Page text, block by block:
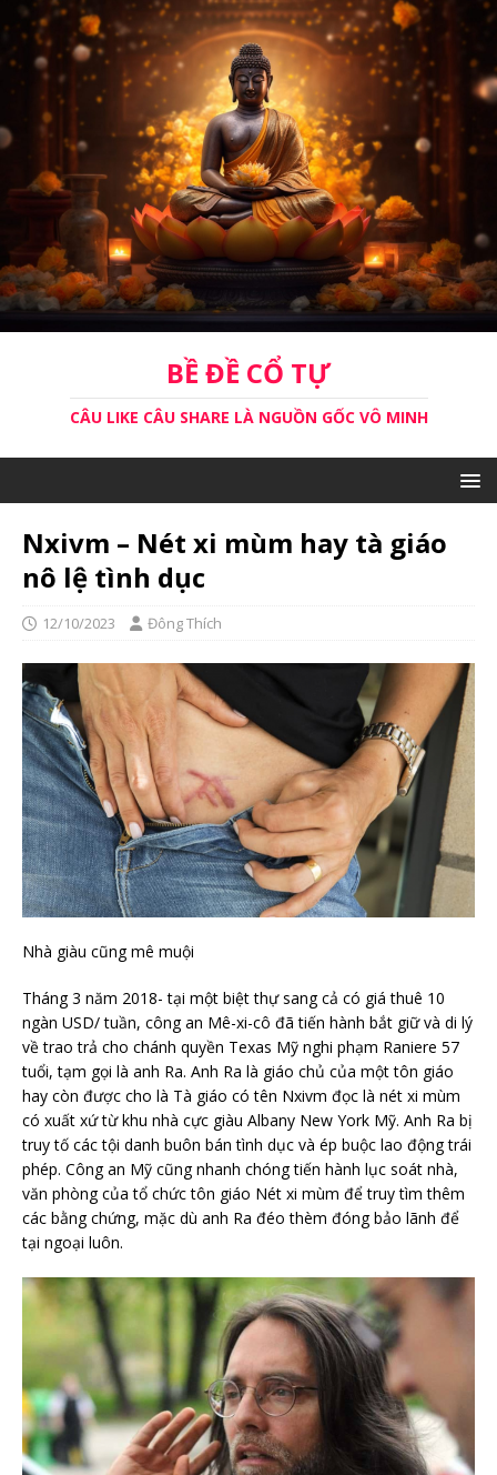
BỀ ĐỀ CỔ TỰ
CÂU LIKE CÂU SHARE LÀ NGUỒN GỐC VÔ MINH
Nxivm – Nét xi mùm hay tà giáo
nô lệ tình dục
12/10/2023 Đông Thích
Nhà giàu cũng mê muội
Tháng 3 năm 2018- tại một biệt thự sang cả có giá thuê 10
ngàn USD/ tuần, công an Mê-xi-cô đã tiến hành bắt giữ và di lý
về trao trả cho chánh quyền Texas Mỹ nghi phạm Raniere 57
tuổi, tạm gọi là anh Ra. Anh Ra là giáo chủ của một tôn giáo
hay còn được cho là Tà giáo có tên Nxivm đọc là nét xi mùm
có xuất xứ từ khu nhà cực giàu Albany New York Mỹ. Anh Ra bị
truy tố các tội danh buôn bán tình dục và ép buộc lao động trái
phép. Công an Mỹ cũng nhanh chóng tiến hành lục soát nhà,
văn phòng của tổ chức tôn giáo Nét xi mùm để truy tìm thêm
các bằng chứng, mặc dù anh Ra đéo thèm đóng bảo lãnh để
tại ngoại luôn.